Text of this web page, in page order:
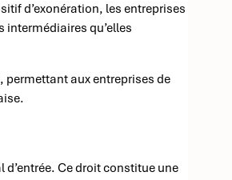
d’exonération, les entreprises
intermédiaires qu’elles
permettant aux entreprises de
Ce droit constitue une